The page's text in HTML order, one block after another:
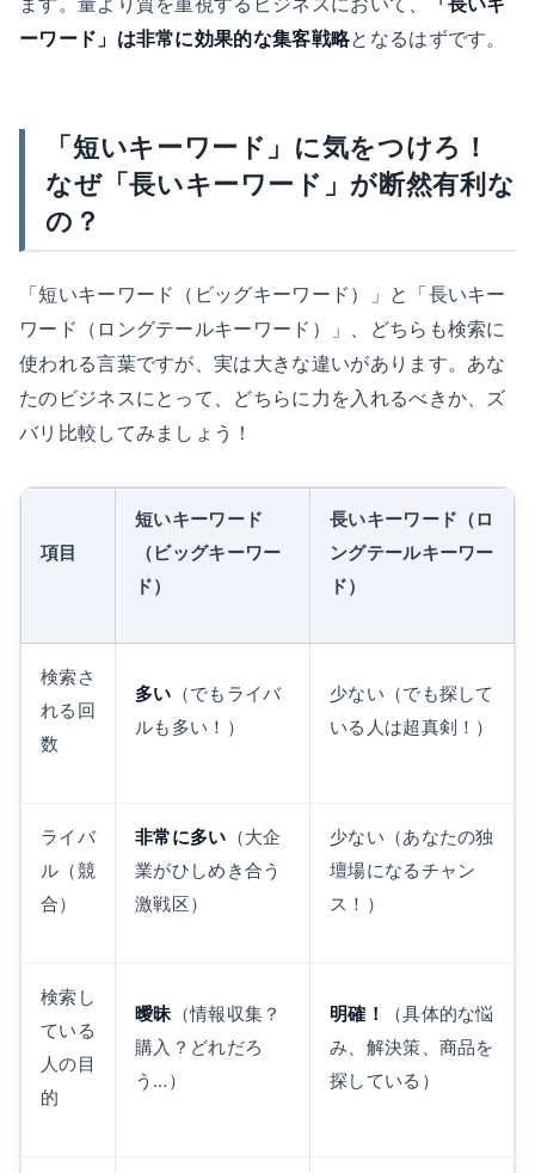
ーワード」は非常に効果的な集客戦略となるはずです。
「短いキーワード」に気をつけろ！
なぜ「長いキーワード」が断然有利な
の？
「短いキーワード（ビッグキーワード）」と「長いキー
ワード（ロングテールキーワード）」、どちらも検索に
使われる言葉ですが、実は大きな違いがあります。あな
たのビジネスにとって、どちらに力を入れるべきか、ズ
バリ比較してみましょう！
項目
短いキーワード
（ビッグキーワー
ド）
長いキーワード（ロ
ングテールキーワー
ド）
検索さ
れる回
数
多い （でもライバ
ルも多い！）
少ない（でも探して
いる人は超真剣！）
ライバ
ル（競
合）
非常に多い （大企
業がひしめき合う
激戦区）
少ない（あなたの独
壇場になるチャン
ス！）
検索し
ている
人の目
的
曖昧（情報収集？
購入？どれだろ
う…）
明確！
（具体的な悩
み、解決策、商品を
探している）